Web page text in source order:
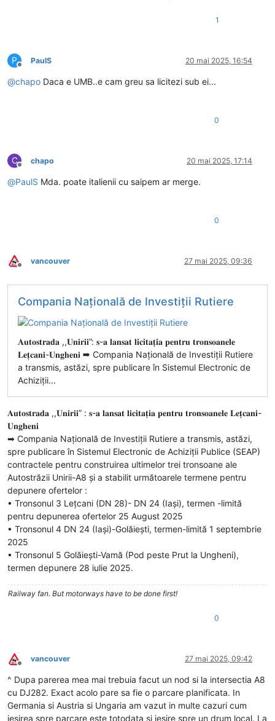
1
P
Deconectat
PaulS 20 mai 2025, 16:54
@chapo Daca e UMB..e cam greu sa licitezi sub ei...
0
C
Deconectat
chapo 20 mai 2025, 17:14
@PaulS Mda. poate italienii cu saipem ar merge.
0
Deconectat
vancouver 27 mai 2025, 09:36
Compania Națională de Investiții Rutiere
𝐀𝐮𝐭𝐨𝐬𝐭𝐫𝐚𝐝𝐚 ,,𝐔𝐧𝐢𝐫𝐢𝐢”: 𝐬-𝐚 𝐥𝐚𝐧𝐬𝐚𝐭 𝐥𝐢𝐜𝐢𝐭𝐚𝐭̦𝐢𝐚 𝐩𝐞𝐧𝐭𝐫𝐮 𝐭𝐫𝐨𝐧𝐬𝐨𝐚𝐧𝐞𝐥𝐞
𝐋𝐞𝐭̦𝐜𝐚𝐧𝐢-𝐔𝐧𝐠𝐡𝐞𝐧𝐢 ➡ Compania Națională de Investiții Rutiere
a transmis, astăzi, spre publicare în Sistemul Electronic de
Achiziții...
𝐀𝐮𝐭𝐨𝐬𝐭𝐫𝐚𝐝𝐚 ,,𝐔𝐧𝐢𝐫𝐢𝐢” : 𝐬-𝐚 𝐥𝐚𝐧𝐬𝐚𝐭 𝐥𝐢𝐜𝐢𝐭𝐚𝐭̦𝐢𝐚 𝐩𝐞𝐧𝐭𝐫𝐮 𝐭𝐫𝐨𝐧𝐬𝐨𝐚𝐧𝐞𝐥𝐞 𝐋𝐞𝐭̦𝐜𝐚𝐧𝐢-
𝐔𝐧𝐠𝐡𝐞𝐧𝐢
➡ Compania Națională de Investiții Rutiere a transmis, astăzi,
spre publicare în Sistemul Electronic de Achiziții Publice (SEAP)
contractele pentru construirea ultimelor trei tronsoane ale
Autostrăzii Unirii-A8 și a stabilit următoarele termene pentru
depunere ofertelor :
• Tronsonul 3 Lețcani (DN 28)- DN 24 (Iași), termen -limită
pentru depunerea ofertelor 25 August 2025
• Tronsonul 4 DN 24 (Iași)-Golăiești, termen-limită 1 septembrie
2025
• Tronsonul 5 Golăiești-Vamă (Pod peste Prut la Ungheni),
termen depunere 28 iulie 2025.
Railway fan. But motorways have to be done first!
0
Deconectat
vancouver 27 mai 2025, 09:42
^ Dupa parerea mea mai trebuia facut un nod si la intersectia A8
cu DJ282. Exact acolo pare sa fie o parcare planificata. In
Germania si Austria si Ungaria am vazut in multe cazuri cum
iesirea spre parcare este totodata si iesire spre un drum local. La